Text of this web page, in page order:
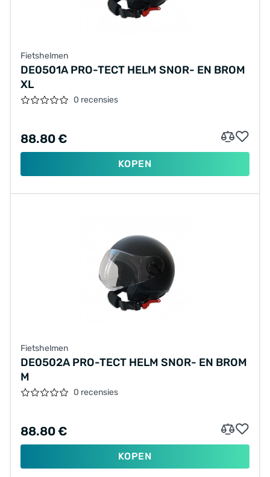
Fietshelmen
DE0501A PRO-TECT HELM SNOR- EN BROM
XL
0 recensies
88.80 €
KOPEN
Fietshelmen
DE0502A PRO-TECT HELM SNOR- EN BROM
M
0 recensies
88.80 €
KOPEN